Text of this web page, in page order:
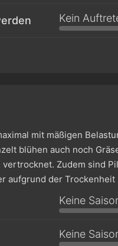
Kein
mit mäßigen
blühen auch noch
Zudem sind
aufgrund der
Keine
Keine